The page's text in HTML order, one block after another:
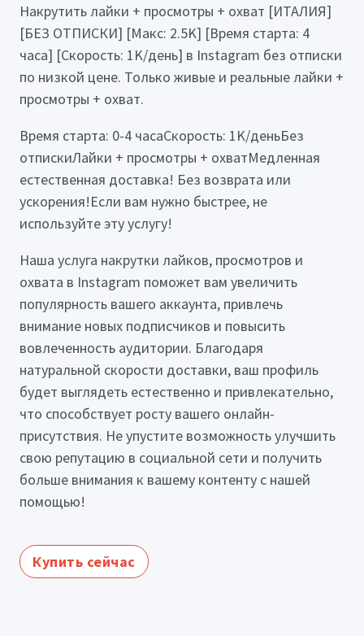
Накрутить лайки + просмотры + охват [ИТАЛИЯ]
[БЕЗ ОТПИСКИ] [Макс: 2.5K] [Время старта: 4
часа] [Скорость: 1K/день] в Instagram без отписки
по низкой цене. Только живые и реальные лайки +
просмотры + охват.
Время старта: 0-4 часаСкорость: 1K/деньБез
отпискиЛайки + просмотры + охватМедленная
естественная доставка! Без возврата или
ускорения!Если вам нужно быстрее, не
используйте эту услугу!
Наша услуга накрутки лайков, просмотров и
охвата в Instagram поможет вам увеличить
популярность вашего аккаунта, привлечь
внимание новых подписчиков и повысить
вовлеченность аудитории. Благодаря
натуральной скорости доставки, ваш профиль
будет выглядеть естественно и привлекательно,
что способствует росту вашего онлайн-
присутствия. Не упустите возможность улучшить
свою репутацию в социальной сети и получить
больше внимания к вашему контенту с нашей
помощью!
Купить сейчас